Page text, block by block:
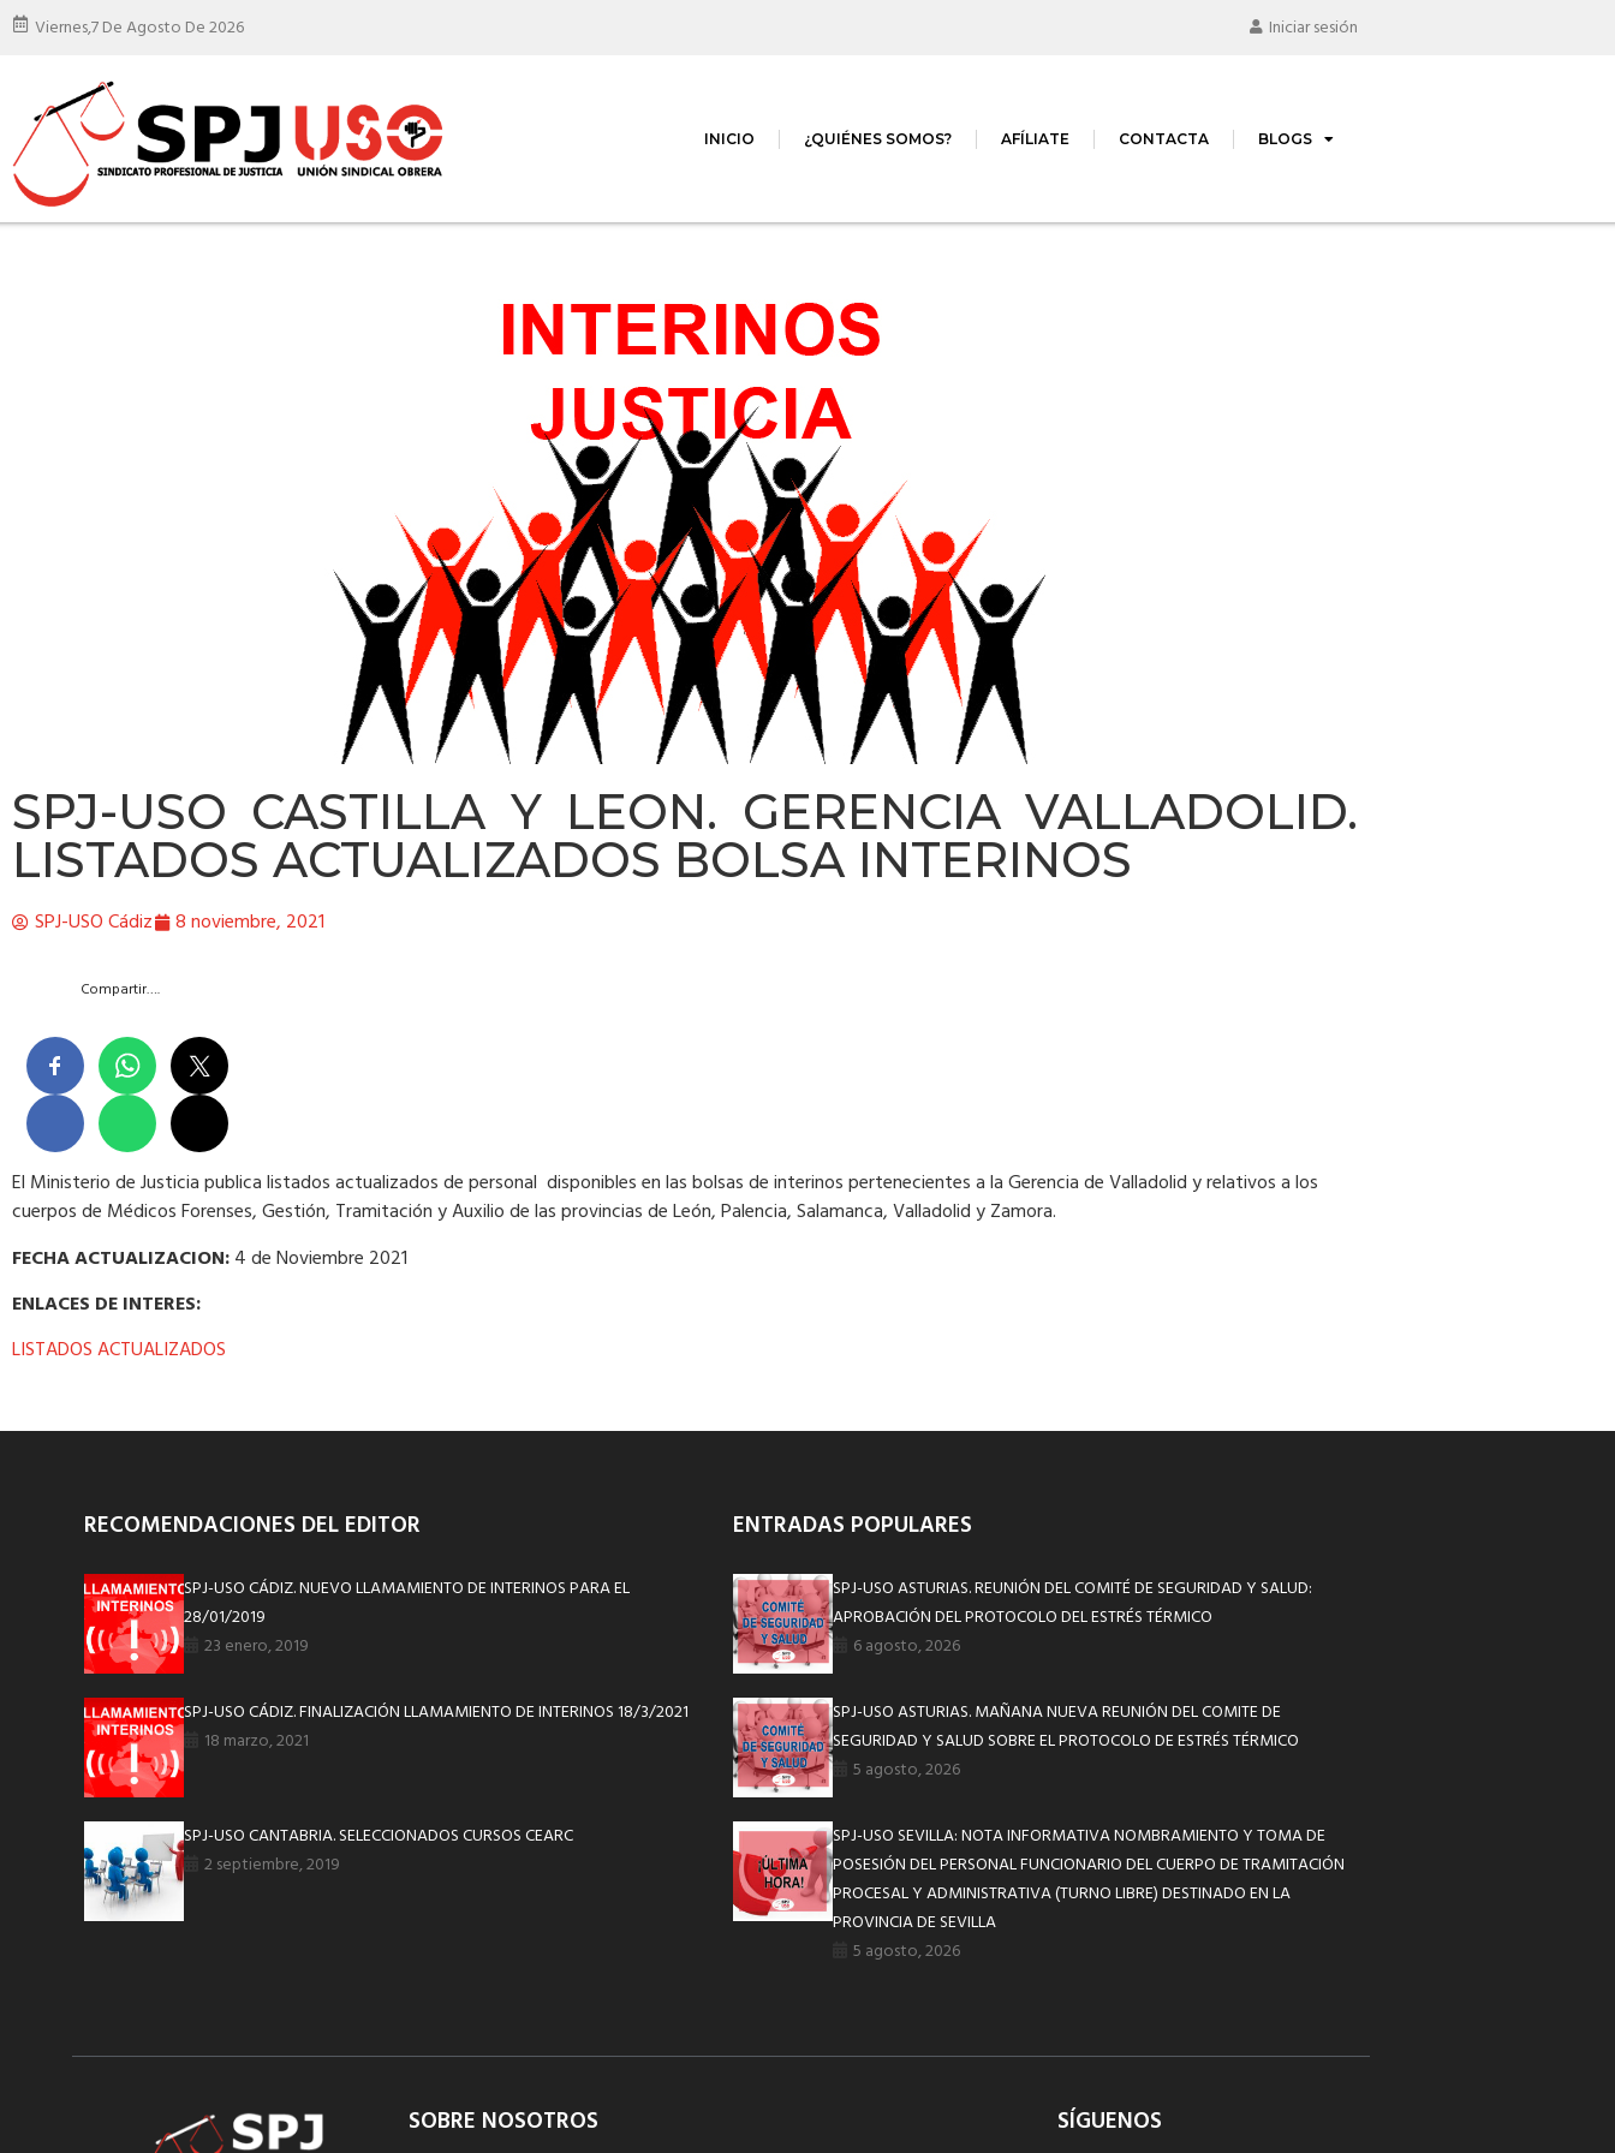
Viernes,7 De Agosto De 2026 Iniciar sesión
INICIO ¿QUIÉNES SOMOS? AFÍLIATE CONTACTA BLOGS
SPJ-USO CASTILLA Y LEON. GERENCIA VALLADOLID.
LISTADOS ACTUALIZADOS BOLSA INTERINOS
SPJ-USO Cádiz 8 noviembre, 2021
Compartir….
El Ministerio de Justicia publica listados actualizados de personal disponibles en las bolsas de interinos pertenecientes a la Gerencia de Valladolid y relativos a los
cuerpos de Médicos Forenses, Gestión, Tramitación y Auxilio de las provincias de León, Palencia, Salamanca, Valladolid y Zamora.
FECHA ACTUALIZACION:4 de Noviembre 2021
ENLACES DE INTERES:
LISTADOS ACTUALIZADOS
RECOMENDACIONES DEL EDITOR
SPJ-USO CÁDIZ. NUEVO LLAMAMIENTO DE INTERINOS PARA EL
28/01/2019
23 enero, 2019
SPJ-USO CÁDIZ. FINALIZACIÓN LLAMAMIENTO DE INTERINOS 18/3/2021
18 marzo, 2021
SPJ-USO CANTABRIA. SELECCIONADOS CURSOS CEARC
2 septiembre, 2019
ENTRADAS POPULARES
SPJ-USO ASTURIAS. REUNIÓN DEL COMITÉ DE SEGURIDAD Y SALUD:
APROBACIÓN DEL PROTOCOLO DEL ESTRÉS TÉRMICO
6 agosto, 2026
SPJ-USO ASTURIAS. MAÑANA NUEVA REUNIÓN DEL COMITE DE
SEGURIDAD Y SALUD SOBRE EL PROTOCOLO DE ESTRÉS TÉRMICO
5 agosto, 2026
SPJ-USO SEVILLA: NOTA INFORMATIVA NOMBRAMIENTO Y TOMA DE
POSESIÓN DEL PERSONAL FUNCIONARIO DEL CUERPO DE TRAMITACIÓN
PROCESAL Y ADMINISTRATIVA (TURNO LIBRE) DESTINADO EN LA
PROVINCIA DE SEVILLA
5 agosto, 2026
SOBRE NOSOTROS SÍGUENOS